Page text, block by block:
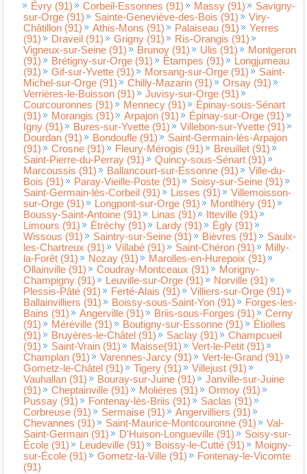
Évry (91)
Corbeil-Essonnes (91) Massy (91)
Savigny-
sur-Orge (91)
Sainte-Geneviève-des-Bois (91)
Viry-
Châtillon (91)
Athis-Mons (91) Palaiseau (91)
Yerres
(91)
Draveil (91) Grigny (91)
Ris-Orangis (91)
Vigneux-sur-Seine (91)
Brunoy (91) Ulis (91)
Montgeron
(91)
Brétigny-sur-Orge (91) Étampes (91)
Longjumeau
(91)
Gif-sur-Yvette (91) Morsang-sur-Orge (91)
Saint-
Michel-sur-Orge (91)
Chilly-Mazarin (91)
Orsay (91)
Verrières-le-Buisson (91)
Juvisy-sur-Orge (91)
Courcouronnes (91)
Mennecy (91)
Épinay-sous-Sénart
(91)
Morangis (91) Arpajon (91)
Épinay-sur-Orge (91)
Igny (91)
Bures-sur-Yvette (91)
Villebon-sur-Yvette (91)
Dourdan (91)
Bondoufle (91)
Saint-Germain-lès-Arpajon
(91)
Crosne (91) Fleury-Mérogis (91)
Breuillet (91)
Saint-Pierre-du-Perray (91)
Quincy-sous-Sénart (91)
Marcoussis (91)
Ballancourt-sur-Essonne (91)
Ville-du-
Bois (91)
Paray-Vieille-Poste (91)
Soisy-sur-Seine (91)
Saint-Germain-lès-Corbeil (91)
Lisses (91)
Villemoisson-
sur-Orge (91)
Longpont-sur-Orge (91)
Montlhéry (91)
Boussy-Saint-Antoine (91)
Linas (91)
Itteville (91)
Limours (91)
Étréchy (91) Lardy (91)
Égly (91)
Wissous (91)
Saintry-sur-Seine (91) Bièvres (91)
Saulx-
les-Chartreux (91)
Villabé (91) Saint-Chéron (91)
Milly-
la-Forêt (91)
Nozay (91)
Marolles-en-Hurepoix (91)
Ollainville (91)
Coudray-Montceaux (91)
Morigny-
Champigny (91)
Leuville-sur-Orge (91)
Norville (91)
Plessis-Pâté (91)
Ferté-Alais (91)
Villiers-sur-Orge (91)
Ballainvilliers (91)
Boissy-sous-Saint-Yon (91)
Forges-les-
Bains (91)
Angerville (91) Briis-sous-Forges (91)
Cerny
(91)
Méréville (91) Boutigny-sur-Essonne (91)
Étiolles
(91)
Bruyères-le-Châtel (91) Saclay (91)
Champcueil
(91)
Saint-Vrain (91) Maisse(91)
Vert-le-Petit (91)
Champlan (91)
Varennes-Jarcy (91)
Vert-le-Grand (91)
Gometz-le-Châtel (91)
Tigery (91)
Villejust (91)
Vauhallan (91)
Bouray-sur-Juine (91)
Janville-sur-Juine
(91)
Cheptainville (91) Molières (91)
Ormoy (91)
Pussay (91)
Fontenay-lès-Briis (91)
Saclas (91)
Corbreuse (91)
Sermaise (91)
Angervilliers (91)
Chevannes (91)
Saint-Maurice-Montcouronne (91)
Val-
Saint-Germain (91)
D'Huison-Longueville (91)
Soisy-sur-
École (91)
Leudeville (91) Boissy-le-Cutté (91)
Moigny-
sur-École (91)
Gometz-la-Ville (91)
Fontenay-le-Vicomte
(91)